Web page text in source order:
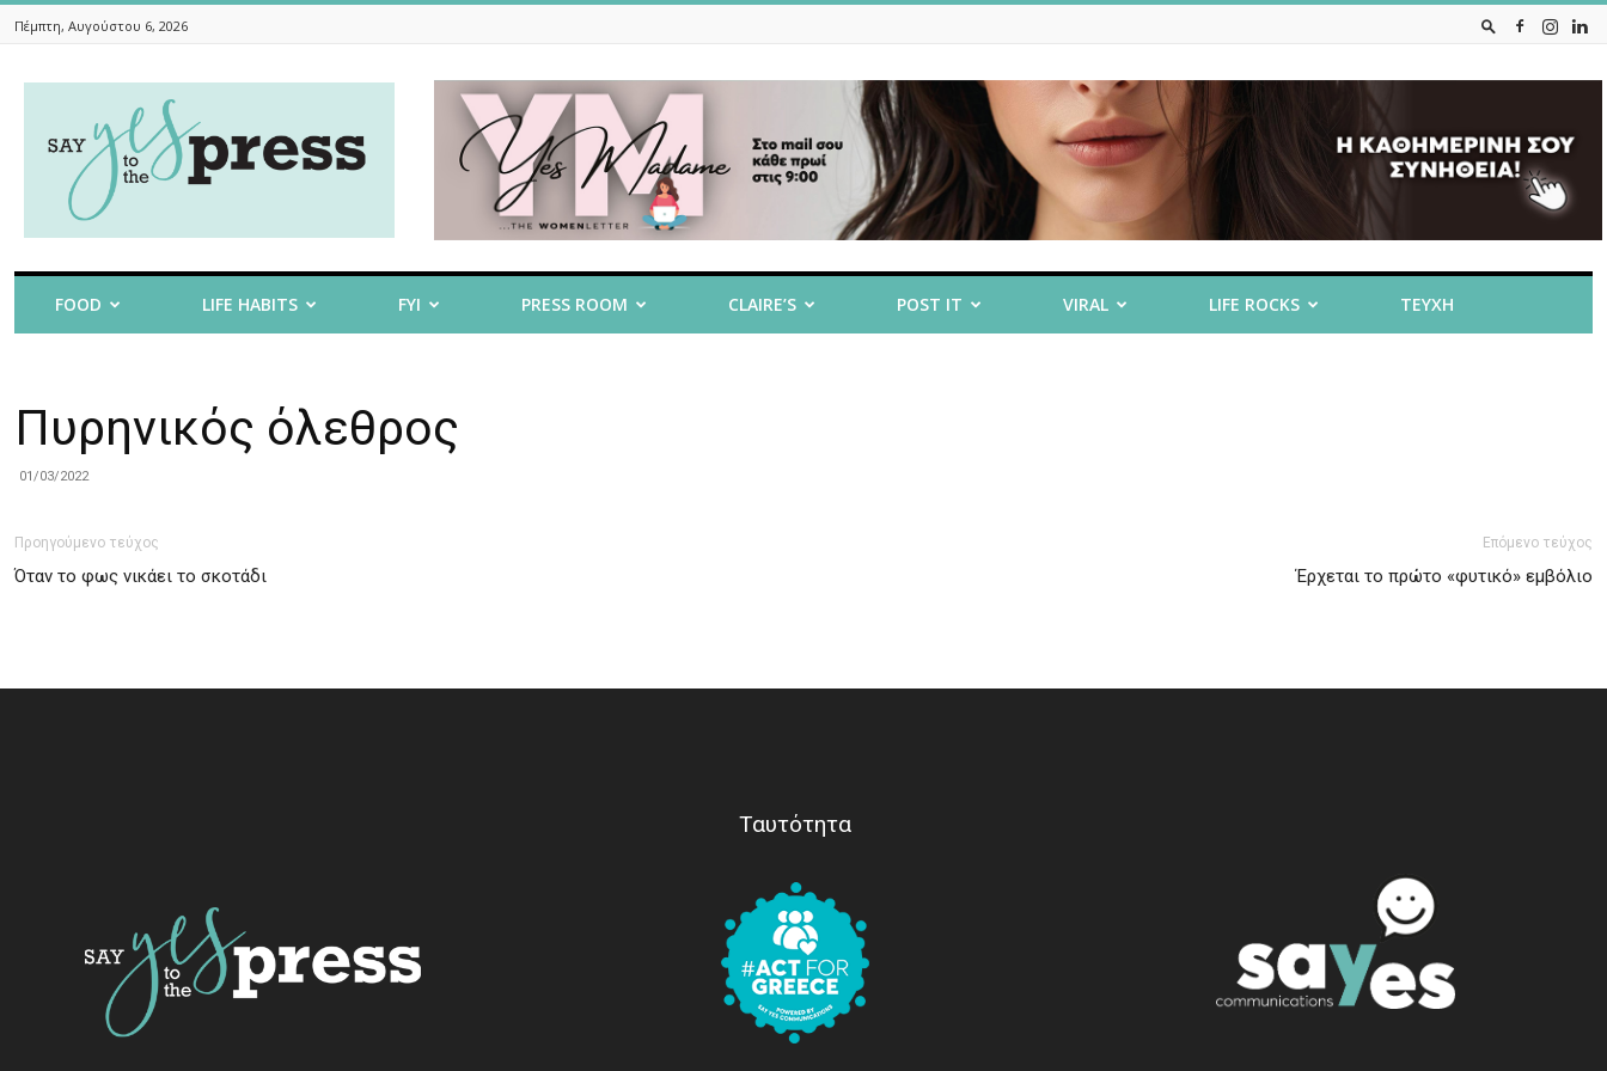
Πέμπτη, Αυγούστου 6, 2026
To
The
FOOD LIFE HABITS FYI PRESS ROOM CLAIRE’S POST IT VIRAL LIFE ROCKS ΤΕΥΧΗ
Πυρηνικός όλεθρος
01/03/2022
Προηγούμενο τεύχος
Όταν το φως νικάει το σκοτάδι
Επόμενο τεύχος
Έρχεται το πρώτο «φυτικό» εμβόλιο
Ταυτότητα